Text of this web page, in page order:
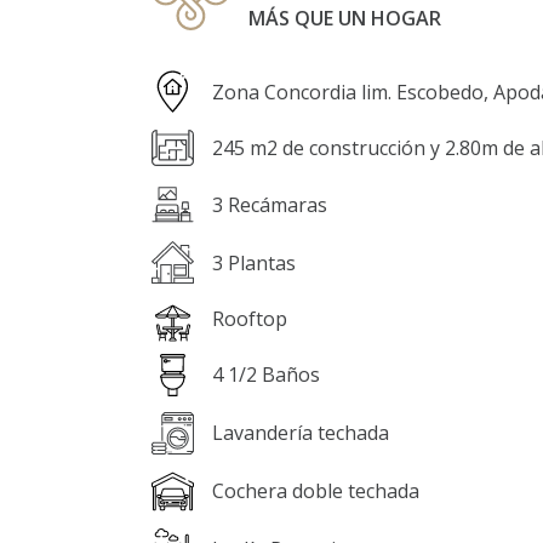
MÁS QUE UN HOGAR
Zona Concordia lim. Escobedo,
245 m2 de construcción y 2.80m de
3 Recámaras
3 Plantas
Rooftop
4 1/2 Baños
Lavandería techada
Cochera doble techada